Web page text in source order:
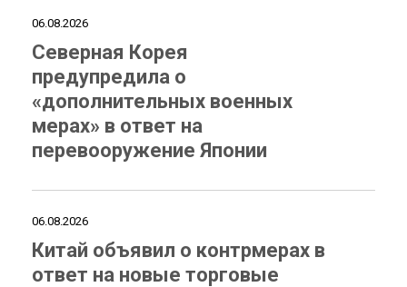
06.08.2026
Северная Корея
предупредила о
«дополнительных военных
мерах» в ответ на
перевооружение Японии
06.08.2026
Китай объявил о контрмерах в
ответ на новые торговые